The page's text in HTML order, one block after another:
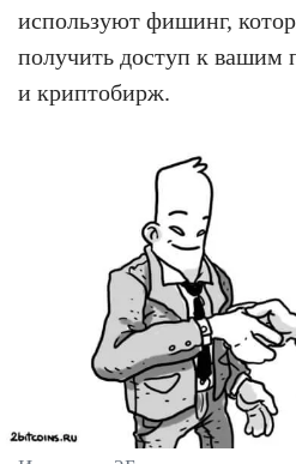
используют фишинг,
получить доступ к вашим
и криптобирж.